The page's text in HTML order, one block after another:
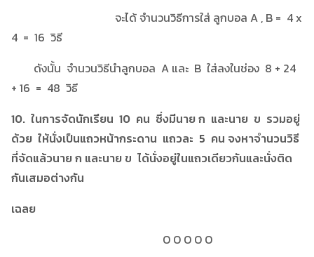
จะได้ จำนวนวิธีการใส่ ลูกบอล A , B = 4 x
4 = 16 วิธี
ดังนั้น จำนวนวิธีนำลูกบอล A และ B ใส่ลงในช่อง 8 + 24
+ 16 = 48 วิธี
10. ในการจัดนักเรียน 10 คน ซึ่งมีนาย ก และนาย ข รวมอยู่
ด้วย ให้นั่งเป็นแถวหน้ากระดาน แถวละ 5 คน จงหาจำนวนวิธี
ที่จัดแล้วนาย ก และนาย ข ได้นั่งอยู่ในแถวเดียวกันและนั่งติด
กันเสมอต่างกัน
เฉลย
O O O O O